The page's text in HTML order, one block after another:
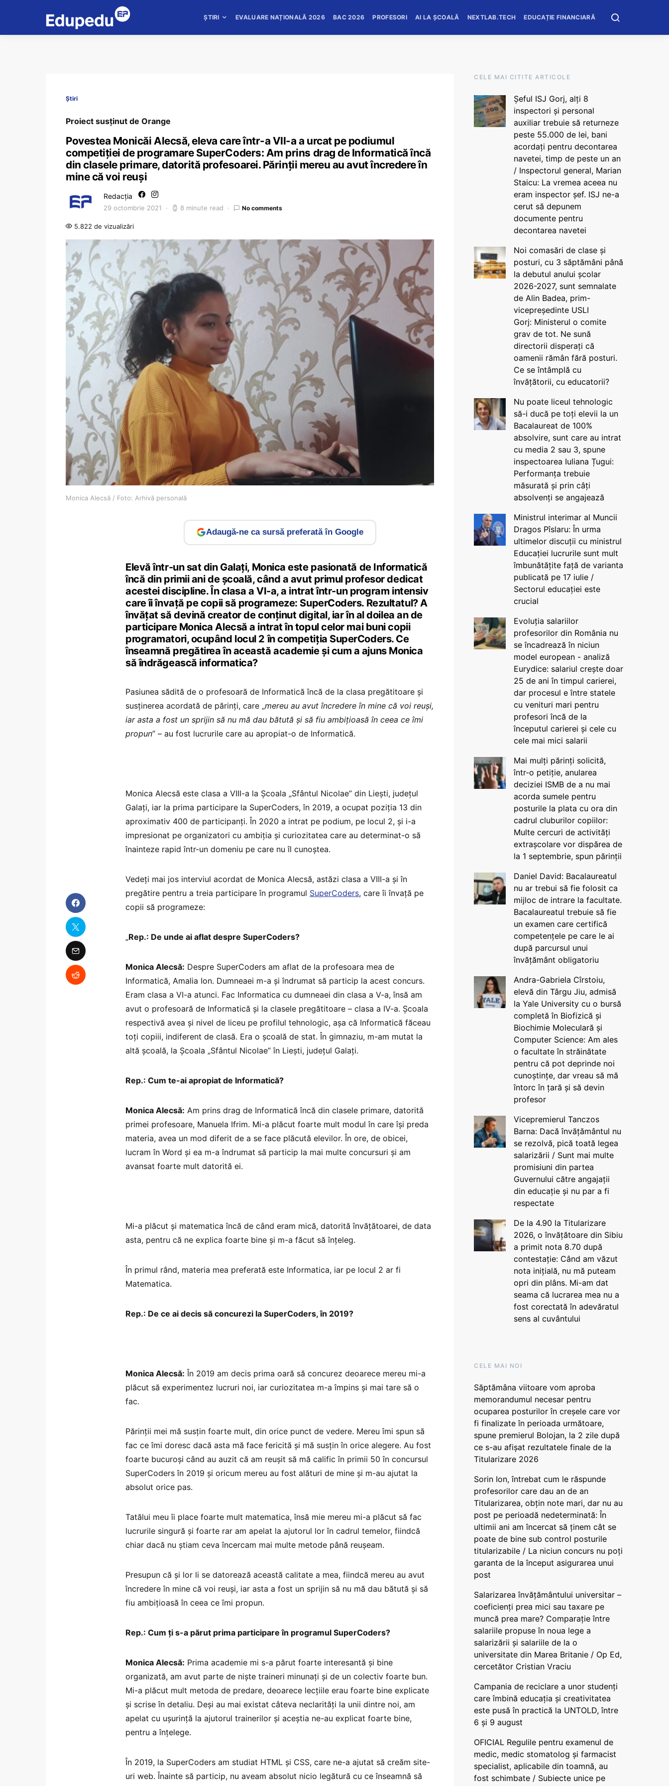
ȘTIRI EVALUARE NAȚIONALĂ 2026 BAC 2026 PROFESORI AI LA ȘCOALĂ NEXTLAB.TECH EDUCAȚIE FINANCIARĂ
Știri
Proiect susținut de Orange
Povestea Monicăi Alecsă, eleva care într-a VII-a a urcat pe podiumul
competiției de programare SuperCoders: Am prins drag de Informatică încă
din clasele primare, datorită profesoarei. Părinții mereu au avut încredere în
mine că voi reuși
Redacția
29 octombrie 2021 8 minute read No comments
5.822 de vizualizări
Monica Alecsă / Foto: Arhivă personală
Adaugă-ne ca sursă preferată în Google
Elevă într-un sat din Galați, Monica este pasionată de Informatică
încă din primii ani de școală, când a avut primul profesor dedicat
acestei discipline. În clasa a VI-a, a intrat într-un program intensiv
care îi învață pe copii să programeze: SuperCoders. Rezultatul? A
învățat să devină creator de conținut digital, iar în al doilea an de
participare Monica Alecsă a intrat în topul celor mai buni copii
programatori, ocupând locul 2 în competiția SuperCoders. Ce
înseamnă pregătirea în această academie și cum a ajuns Monica
să îndrăgească informatica?
Pasiunea sădită de o profesoară de Informatică încă de la clasa pregătitoare și
susținerea acordată de părinți, care „mereu au avut încredere în mine că voi reuși,
iar asta a fost un sprijin să nu mă dau bătută și să fiu ambițioasă în ceea ce îmi
propun” – au fost lucrurile care au apropiat-o de Informatică.
Monica Alecsă este clasa a VIII-a la Școala „Sfântul Nicolae” din Liești, județul
Galați, iar la prima participare la SuperCoders, în 2019, a ocupat poziția 13 din
aproximativ 400 de participanți. În 2020 a intrat pe podium, pe locul 2, și i-a
impresionat pe organizatori cu ambiția și curiozitatea care au determinat-o să
înainteze rapid într-un domeniu pe care nu îl cunoștea.
Vedeți mai jos interviul acordat de Monica Alecsă, astăzi clasa a VIII-a și în
pregătire pentru a treia participare în programul SuperCoders, care îi învață pe
copii să programeze:
„Rep.: De unde ai aflat despre SuperCoders?
Monica Alecsă: Despre SuperCoders am aflat de la profesoara mea de
Informatică, Amalia Ion. Dumneaei m-a și îndrumat să particip la acest concurs.
Eram clasa a VI-a atunci. Fac Informatica cu dumneaei din clasa a V-a, însă am
avut o profesoară de Informatică și la clasele pregătitoare – clasa a IV-a. Școala
respectivă avea și nivel de liceu pe profilul tehnologic, așa că Informatică făceau
toți copiii, indiferent de clasă. Era o școală de stat. În gimnaziu, m-am mutat la
altă școală, la Școala „Sfântul Nicolae” în Liești, județul Galați.
Rep.: Cum te-ai apropiat de Informatică?
Monica Alecsă: Am prins drag de Informatică încă din clasele primare, datorită
primei profesoare, Manuela Ifrim. Mi-a plăcut foarte mult modul în care își preda
materia, avea un mod diferit de a se face plăcută elevilor. În ore, de obicei,
lucram în Word și ea m-a îndrumat să particip la mai multe concursuri și am
avansat foarte mult datorită ei.
Mi-a plăcut și matematica încă de când eram mică, datorită învățătoarei, de data
asta, pentru că ne explica foarte bine și m-a făcut să înțeleg.
În primul rând, materia mea preferată este Informatica, iar pe locul 2 ar fi
Matematica.
Rep.: De ce ai decis să concurezi la SuperCoders, în 2019?
Monica Alecsă: În 2019 am decis prima oară să concurez deoarece mereu mi-a
plăcut să experimentez lucruri noi, iar curiozitatea m-a împins și mai tare să o
fac.
Părinții mei mă susțin foarte mult, din orice punct de vedere. Mereu îmi spun să
fac ce îmi doresc dacă asta mă face fericită și mă susțin în orice alegere. Au fost
foarte bucuroși când au auzit că am reușit să mă calific în primii 50 în concursul
SuperCoders în 2019 și oricum mereu au fost alături de mine și m-au ajutat la
absolut orice pas.
Tatălui meu îi place foarte mult matematica, însă mie mereu mi-a plăcut să fac
lucrurile singură și foarte rar am apelat la ajutorul lor în cadrul temelor, fiindcă
chiar dacă nu știam ceva încercam mai multe metode până reușeam.
Presupun că și lor li se datorează această calitate a mea, fiindcă mereu au avut
încredere în mine că voi reuși, iar asta a fost un sprijin să nu mă dau bătută și să
fiu ambițioasă în ceea ce îmi propun.
Rep.: Cum ți s-a părut prima participare în programul SuperCoders?
Monica Alecsă: Prima academie mi s-a părut foarte interesantă și bine
organizată, am avut parte de niște traineri minunați și de un colectiv foarte bun.
Mi-a plăcut mult metoda de predare, deoarece lecțiile erau foarte bine explicate
și scrise în detaliu. Deși au mai existat câteva neclarități la unii dintre noi, am
apelat cu ușurință la ajutorul trainerilor și aceștia ne-au explicat foarte bine,
pentru a înțelege.
În 2019, la SuperCoders am studiat HTML și CSS, care ne-a ajutat să creăm site-
uri web. Înainte să particip, nu aveam absolut nicio legătură cu ce înseamnă să
CELE MAI CITITE ARTICOLE
Șeful ISJ Gorj, alți 8
inspectori și personal
auxiliar trebuie să returneze
peste 55.000 de lei, bani
acordați pentru decontarea
navetei, timp de peste un an
/ Inspectorul general, Marian
Staicu: La vremea aceea nu
eram inspector șef. ISJ ne-a
cerut să depunem
documente pentru
decontarea navetei
Noi comasări de clase și
posturi, cu 3 săptămâni până
la debutul anului școlar
2026-2027, sunt semnalate
de Alin Badea, prim-
vicepreședinte USLI
Gorj: Ministerul o comite
grav de tot. Ne sună
directorii disperați că
oamenii rămân fără posturi.
Ce se întâmplă cu
învățătorii, cu educatorii?
Nu poate liceul tehnologic
să-i ducă pe toți elevii la un
Bacalaureat de 100%
absolvire, sunt care au intrat
cu media 2 sau 3, spune
inspectoarea Iuliana Țugui:
Performanța trebuie
măsurată și prin câți
absolvenți se angajează
Ministrul interimar al Muncii
Dragos Pîslaru: În urma
ultimelor discuții cu ministrul
Educației lucrurile sunt mult
îmbunătățite față de varianta
publicată pe 17 iulie /
Sectorul educației este
crucial
Evoluția salariilor
profesorilor din România nu
se încadrează în niciun
model european - analiză
Eurydice: salariul crește doar
25 de ani în timpul carierei,
dar procesul e între statele
cu venituri mari pentru
profesori încă de la
începutul carierei și cele cu
cele mai mici salarii
Mai mulți părinți solicită,
într-o petiție, anularea
deciziei ISMB de a nu mai
acorda sumele pentru
posturile la plata cu ora din
cadrul cluburilor copiilor:
Multe cercuri de activități
extrașcolare vor dispărea de
la 1 septembrie, spun părinții
Daniel David: Bacalaureatul
nu ar trebui să fie folosit ca
mijloc de intrare la facultate.
Bacalaureatul trebuie să fie
un examen care certifică
competențele pe care le ai
după parcursul unui
învățământ obligatoriu
Andra-Gabriela Cîrstoiu,
elevă din Târgu Jiu, admisă
la Yale University cu o bursă
completă în Biofizică și
Biochimie Moleculară și
Computer Science: Am ales
o facultate în străinătate
pentru că pot deprinde noi
cunoștințe, dar vreau să mă
întorc în țară și să devin
profesor
Vicepremierul Tanczos
Barna: Dacă învățământul nu
se rezolvă, pică toată legea
salarizării / Sunt mai multe
promisiuni din partea
Guvernului către angajații
din educație și nu par a fi
respectate
De la 4.90 la Titularizare
2026, o învățătoare din Sibiu
a primit nota 8.70 după
contestație: Când am văzut
nota inițială, nu mă puteam
opri din plâns. Mi-am dat
seama că lucrarea mea nu a
fost corectată în adevăratul
sens al cuvântului
CELE MAI NOI
Săptămâna viitoare vom aproba
memorandumul necesar pentru
ocuparea posturilor în creșele care vor
fi finalizate în perioada următoare,
spune premierul Bolojan, la 2 zile după
ce s-au afișat rezultatele finale de la
Titularizare 2026
Sorin Ion, întrebat cum le răspunde
profesorilor care dau an de an
Titularizarea, obțin note mari, dar nu au
post pe perioadă nedeterminată: În
ultimii ani am încercat să ținem cât se
poate de bine sub control posturile
titularizabile / La niciun concurs nu poți
garanta de la început asigurarea unui
post
Salarizarea învățământului universitar –
coeficienți prea mici sau taxare pe
muncă prea mare? Comparație între
salariile propuse în noua lege a
salarizării și salariile de la o
universitate din Marea Britanie / Op Ed,
cercetător Cristian Vraciu
Campania de reciclare a unor studenți
care îmbină educația și creativitatea
este pusă în practică la UNTOLD, între
6 și 9 august
OFICIAL Regulile pentru examenul de
medic, medic stomatolog și farmacist
specialist, aplicabile din toamnă, au
fost schimbate / Subiecte unice pe